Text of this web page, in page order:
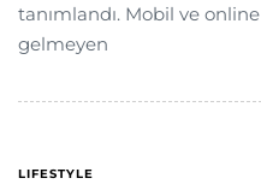
tanımlandı. Mobil ve
gelmeyen
LIFESTYLE